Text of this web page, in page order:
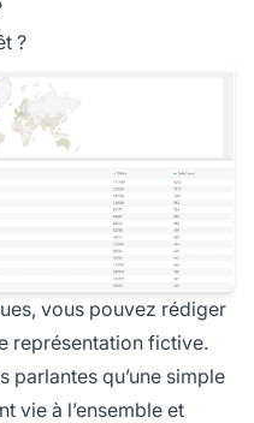
?
vous pouvez rédiger
représentation fictive.
parlantes qu’une simple
vie à l’ensemble et